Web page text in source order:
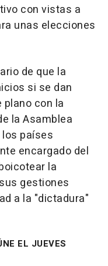
con vistas a
unas elecciones
de que la
si se dan
con la
la Asamblea
los países
encargado del
la
gestiones
a la "dictadura"
EL JUEVES